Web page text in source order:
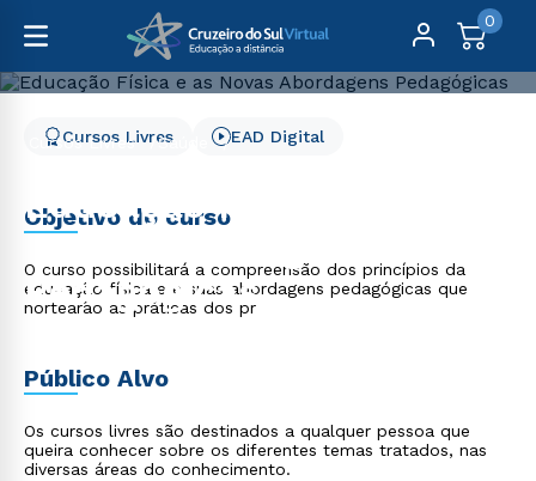
0
Cursos Livres
Saúde
Educação Física e as
Novas Abordagens
Pedagógicas
Cursos Livres EAD Digital
Objetivo do curso
O curso possibilitará a compreensão dos princípios da
educação física e e suas abordagens pedagógicas que
nortearão as práticas dos pr
Público Alvo
Os cursos livres são destinados a qualquer pessoa que
queira conhecer sobre os diferentes temas tratados, nas
diversas áreas do conhecimento.